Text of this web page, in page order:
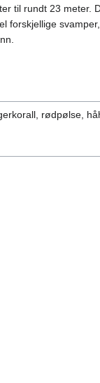
til rundt 23 meter.
forskjellige
rødpølse,